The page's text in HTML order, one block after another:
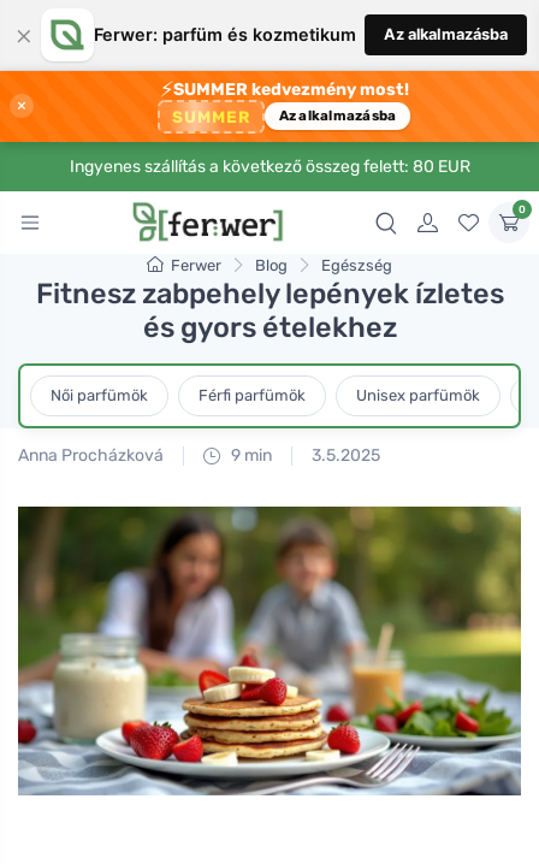
× Ferwer: parfüm és kozmetikum Az alkalmazásba
×
⚡SUMMER kedvezmény most!
SUMMER Az alkalmazásba
Ingyenes szállítás a következő összeg felett: 80 EUR
0
Ferwer Blog Egészség
Fitnesz zabpehely lepények ízletes
és gyors ételekhez
Női parfümök Férfi parfümök Unisex parfümök
Anna Procházková 9 min 3.5.2025